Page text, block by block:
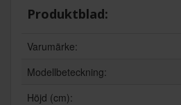
Produktblad:
Varumärke:
Modellbeteckning:
Höjd (cm):